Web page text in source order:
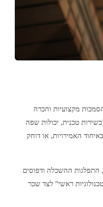
מקצועיות והכרה
טכנית, יכולות שפה
האמירויות, או דוחק
התפלגות ההשכלה ודפוסים
ראשי" לצד שכר